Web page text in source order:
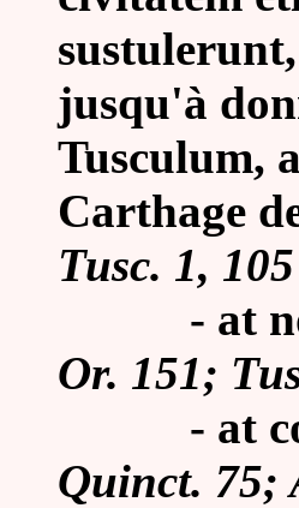
jusqu'à
Tusculum,
Carthage
Tusc. 1,
- at
Or. 151;
- at
Quinct. 75;